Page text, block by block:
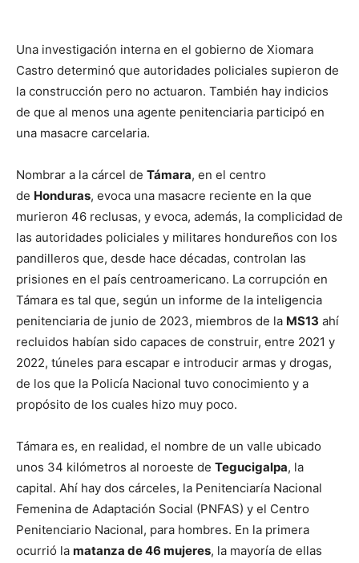
Una investigación interna en el gobierno de Xiomara
Castro determinó que autoridades policiales supieron de
la construcción pero no actuaron. También hay indicios
de que al menos una agente penitenciaria participó en
una masacre carcelaria.
Nombrar a la cárcel de Támara, en el centro
de Honduras, evoca una masacre reciente en la que
murieron 46 reclusas, y evoca, además, la complicidad de
las autoridades policiales y militares hondureños con los
pandilleros que, desde hace décadas, controlan las
prisiones en el país centroamericano. La corrupción en
Támara es tal que, según un informe de la inteligencia
penitenciaria de junio de 2023, miembros de la MS13 ahí
recluidos habían sido capaces de construir, entre 2021 y
2022, túneles para escapar e introducir armas y drogas,
de los que la Policía Nacional tuvo conocimiento y a
propósito de los cuales hizo muy poco.
Támara es, en realidad, el nombre de un valle ubicado
unos 34 kilómetros al noroeste de Tegucigalpa, la
capital. Ahí hay dos cárceles, la Penitenciaría Nacional
Femenina de Adaptación Social (PNFAS) y el Centro
Penitenciario Nacional, para hombres. En la primera
ocurrió la matanza de 46 mujeres, la mayoría de ellas